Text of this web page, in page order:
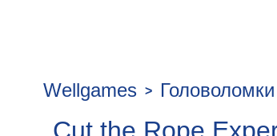
Wellgames Головоломки